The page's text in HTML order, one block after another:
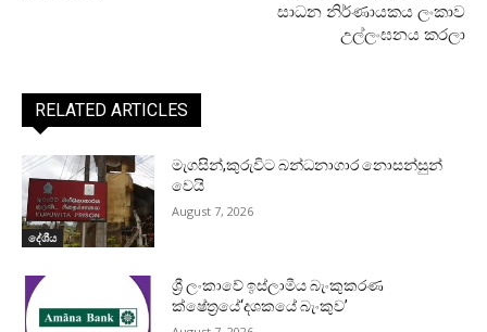
සාධන නිර්ණායකය ලංකාව
උල්ලංඝනය කරලා
RELATED ARTICLES
දේශීය
මැගසින්,කුරුවිට බන්ධනාගාර නොසන්සුන්
වෙයි
August 7, 2026
ශ්‍රී ලංකාවේ ඉස්ලාමීය බැංකුකරණ
ක්ෂේත්‍රයේ‘දශකයේ බැංකුව’